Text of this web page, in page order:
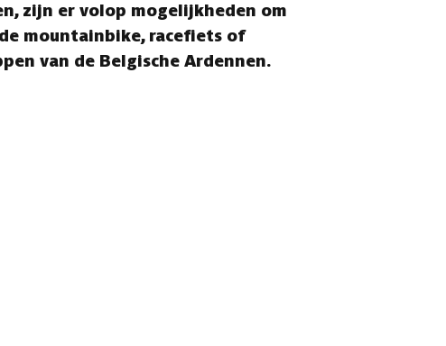
zijn er volop mogelijkheden om
mountainbike, racefiets of
van de Belgische Ardennen.